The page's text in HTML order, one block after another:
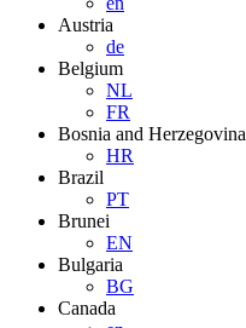
Austria
de
Belgium
NL
FR
Bosnia and Herzegovina
HR
Brazil
PT
Brunei
EN
Bulgaria
BG
Canada